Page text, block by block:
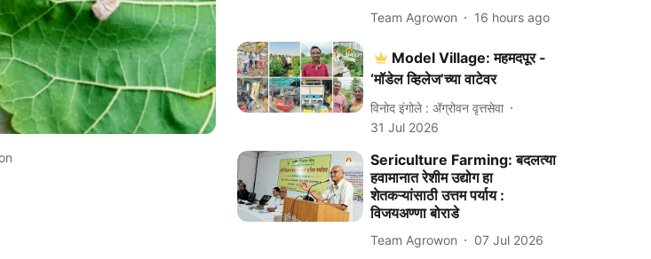
Team Agrowon 16 hours ago
Model Village: महमदपूर -
‘मॉडेल व्हिलेज’च्या वाटेवर
विनोद इंगोले : ॲग्रोवन वृत्तसेवा
31 Jul 2026
Sericulture Farming: बदलत्या
हवामानात रेशीम उद्योग हा
शेतकऱ्यांसाठी उत्तम पर्याय :
विजयअण्णा बोराडे
Team Agrowon 07 Jul 2026